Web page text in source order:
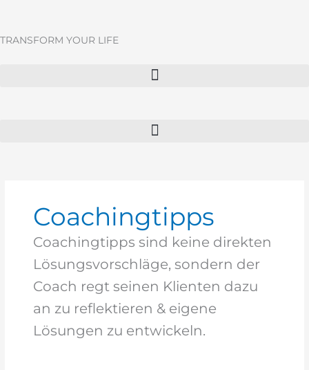
springen
TRANSFORM YOUR LIFE
Coachingtipps
Coachingtipps sind keine direkten
Lösungsvorschläge, sondern der
Coach regt seinen Klienten dazu
an zu reflektieren & eigene
Lösungen zu entwickeln.